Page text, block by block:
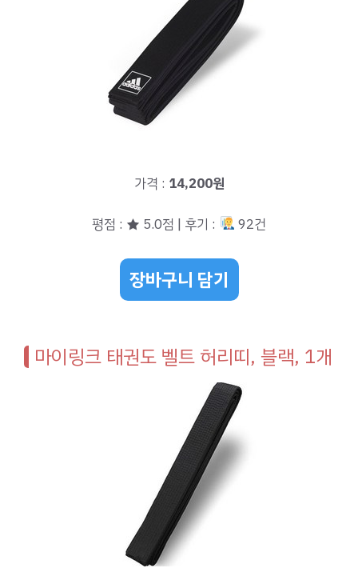
가격 : 14,200원
평점 : ★ 5.0점 | 후기 : 92건
장바구니 담기
마이링크 태권도 벨트 허리띠, 블랙, 1개